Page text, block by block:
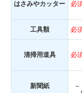
はさみやカッター 必
工具類 必
清掃用道具 必
新聞紙 –